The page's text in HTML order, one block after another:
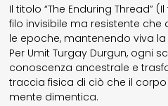
Il titolo “The Enduring Thread”
filo invisibile ma resistente che
le epoche, mantenendo viva
Per Umit Turgay Durgun, ogni
conoscenza ancestrale e
traccia fisica di ciò che il
mente dimentica.